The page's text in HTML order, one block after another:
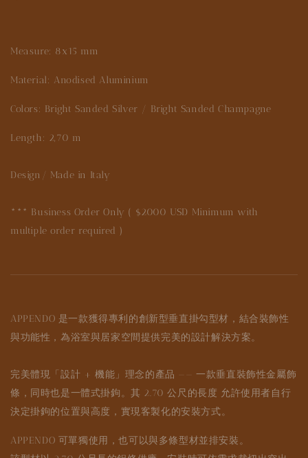
Measure: 8x15 mm
Material: Anodised Aluminium
Colors: Bright Sanded Silver / Bright Sanded Champagne
Length: 2,70 m
Design/ Made in Italy
*** Business Order Only ( $2000 USD Minimum with
multiple order required )
APPENDO 是一款獲得專利的創新型垂直掛勾型材，結合裝飾性
與功能性，為浴室與居家空間提供完美的設計解決方案。
完美體現「設計 + 機能」理念的產品 —— 一款垂直裝飾性金屬飾
條，同時也是一體式掛鉤。其 2.70 公尺的長度 允許使用者自行
決定掛鉤的位置與高度，實現客製化的安裝方式。
APPENDO 可單獨使用，也可以與多條型材並排安裝。